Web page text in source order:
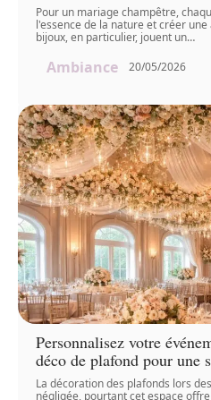
Pour un mariage champêtre,
l'essence de la nature et créer
bijoux, en particulier, jouent un…
Ambiance 20/05/2026
Personnalisez votre
déco de plafond pour une
La décoration des plafonds lors
négligée, pourtant cet espace